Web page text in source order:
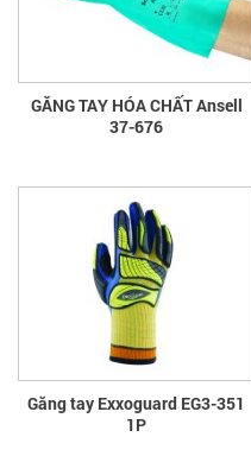
GĂNG TAY HÓA CHẤT Ansell
37-676
Găng tay Exxoguard EG3-351
1P